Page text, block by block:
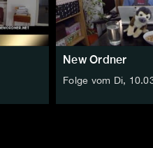
New Ordner
Folge vom Di,